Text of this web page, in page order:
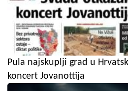
Pula najskuplji grad u
koncert Jovanottija